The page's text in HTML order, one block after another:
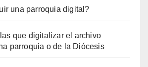
una parroquia digital?
que digitalizar el archivo
parroquia o de la Diócesis